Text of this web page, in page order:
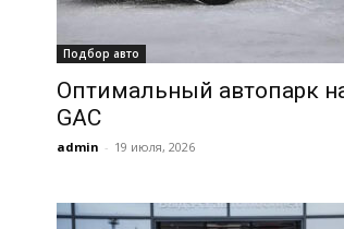
Подбор авто
Оптимальный автопарк
GAC
admin - 19 июля, 2026